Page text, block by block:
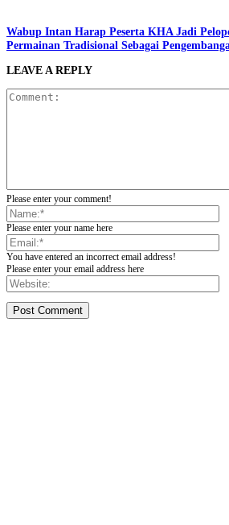
Wabup Intan Harap Peserta KHA Jadi
Permainan Tradisional Sebagai
LEAVE A REPLY
Please enter your comment!
Please enter your name here
You have entered an incorrect email address!
Please enter your email address here